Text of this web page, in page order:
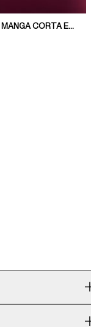
BODY DE MANGA CORTA EN MICROFIBRA